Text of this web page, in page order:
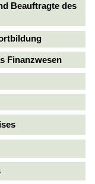
Beauftragte des
Finanzwesen